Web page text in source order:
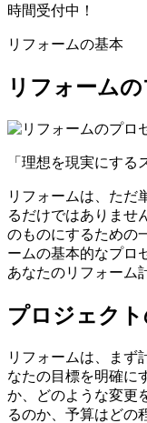
時間受付中！
リフォームの基本
リフォーム
「理想を現実にする
リフォームは、ただ
るだけではありませ
のものにするための
ームの基本的なプロ
あなたのリフォーム
プロジェク
リフォームは、まず
なたの目標を明確に
か、どのような変更
るのか、予算はどの